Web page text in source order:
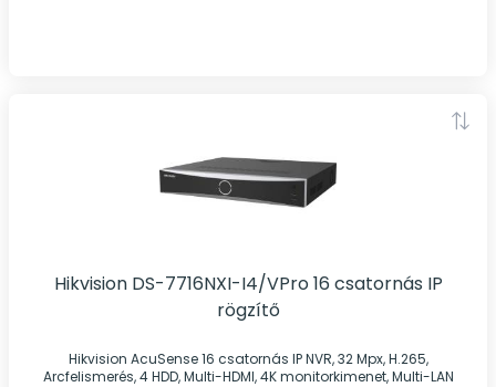
Hikvision DS-7716NXI-I4/VPro 16 csatornás IP
rögzítő
Hikvision AcuSense 16 csatornás IP NVR, 32 Mpx, H.265,
Arcfelismerés, 4 HDD, Multi-HDMI, 4K monitorkimenet, Multi-LAN